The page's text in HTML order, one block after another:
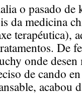
o pasado de
da medicina
terapéutica),
De
onde desen
de cando
acabou